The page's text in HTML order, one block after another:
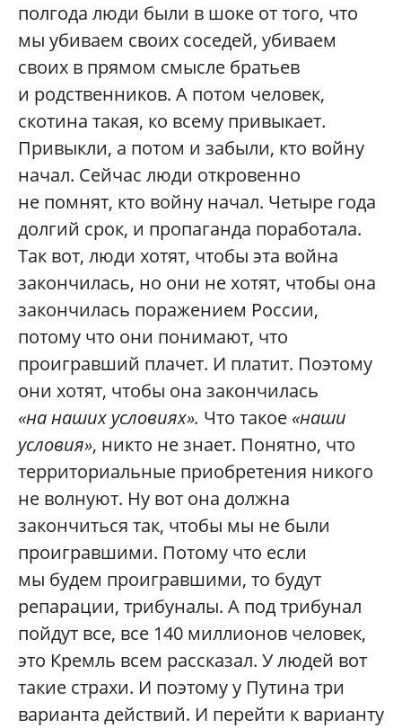
полгода люди были в шоке от того, что
мы убиваем своих соседей, убиваем
своих в прямом смысле братьев
и родственников. А потом человек,
скотина такая, ко всему привыкает.
Привыкли, а потом и забыли, кто войну
начал. Сейчас люди откровенно
не помнят, кто войну начал. Четыре года
долгий срок, и пропаганда поработала.
Так вот, люди хотят, чтобы эта война
закончилась, но они не хотят, чтобы она
закончилась поражением России,
потому что они понимают, что
проигравший плачет. И платит. Поэтому
они хотят, чтобы она закончилась
«на наших условиях». Что такое «наши
условия», никто не знает. Понятно, что
территориальные приобретения никого
не волнуют. Ну вот она должна
закончиться так, чтобы мы не были
проигравшими. Потому что если
мы будем проигравшими, то будут
репарации, трибуналы. А под трибунал
пойдут все, все 140 миллионов человек,
это Кремль всем рассказал. У людей вот
такие страхи. И поэтому у Путина три
варианта действий. И перейти к варианту